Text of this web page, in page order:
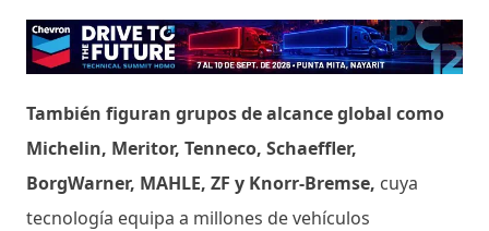
También figuran grupos de alcance global como
Michelin, Meritor, Tenneco, Schaeffler,
BorgWarner, MAHLE, ZF y Knorr-Bremse, cuya
tecnología equipa a millones de vehículos